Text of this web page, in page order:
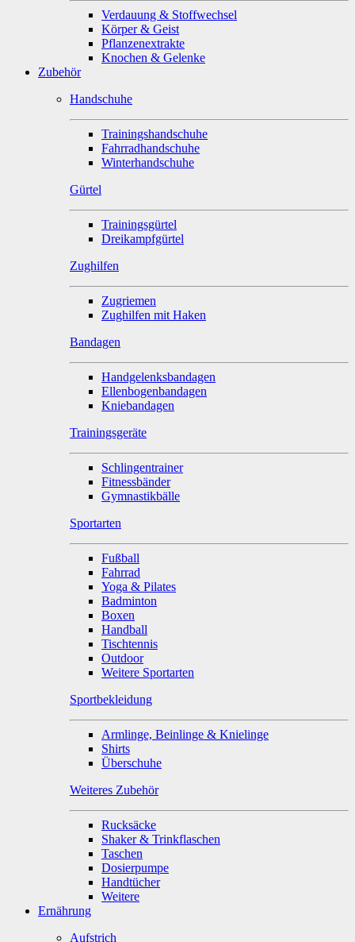
Verdauung & Stoffwechsel
Körper & Geist
Pflanzenextrakte
Knochen & Gelenke
Zubehör
Handschuhe
Trainingshandschuhe
Fahrradhandschuhe
Winterhandschuhe
Gürtel
Trainingsgürtel
Dreikampfgürtel
Zughilfen
Zugriemen
Zughilfen mit Haken
Bandagen
Handgelenksbandagen
Ellenbogenbandagen
Kniebandagen
Trainingsgeräte
Schlingentrainer
Fitnessbänder
Gymnastikbälle
Sportarten
Fußball
Fahrrad
Yoga & Pilates
Badminton
Boxen
Handball
Tischtennis
Outdoor
Weitere Sportarten
Sportbekleidung
Armlinge, Beinlinge & Knielinge
Shirts
Überschuhe
Weiteres Zubehör
Rucksäcke
Shaker & Trinkflaschen
Taschen
Dosierpumpe
Handtücher
Weitere
Ernährung
Aufstrich